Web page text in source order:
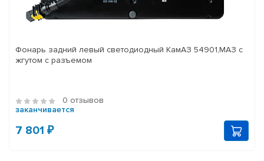
Фонарь задний левый светодиодный КамАЗ 54901,МАЗ с
жгутом с разъемом
0 отзывов
заканчивается
7 801 ₽